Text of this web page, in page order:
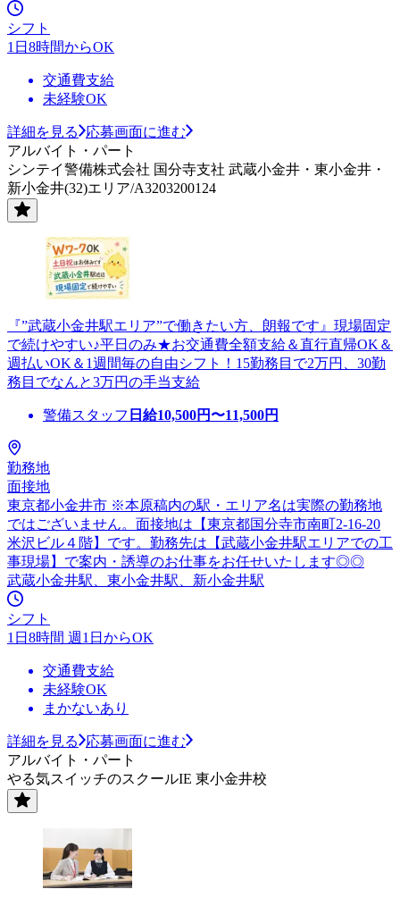
シフト
1日8時間からOK
交通費支給
未経験OK
詳細を見る
応募画面に進む
アルバイト・パート
シンテイ警備株式会社 国分寺支社 武蔵小金井・東小金井・
新小金井(32)エリア/A3203200124
『”武蔵小金井駅エリア”で働きたい方、朗報です』現場固定
で続けやすい♪平日のみ★お交通費全額支給＆直行直帰OK＆
週払いOK＆1週間毎の自由シフト！15勤務目で2万円、30勤
務目でなんと3万円の手当支給
警備スタッフ 日給10,500円〜11,500円
勤務地
面接地
東京都小金井市 ※本原稿内の駅・エリア名は実際の勤務地
ではございません。面接地は【東京都国分寺市南町2-16-20
米沢ビル４階】です。勤務先は【武蔵小金井駅エリアでの工
事現場】で案内・誘導のお仕事をお任せいたします◎◎
武蔵小金井駅、東小金井駅、新小金井駅
シフト
1日8時間 週1日からOK
交通費支給
未経験OK
まかないあり
詳細を見る
応募画面に進む
アルバイト・パート
やる気スイッチのスクールIE 東小金井校